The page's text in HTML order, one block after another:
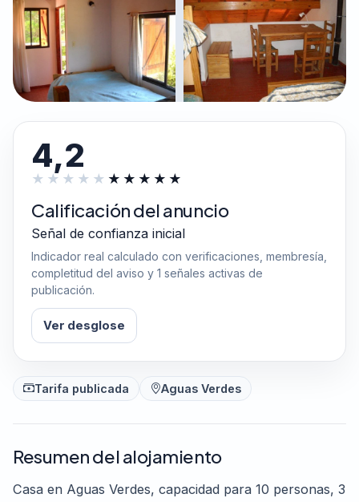
4,2
Calificación del anuncio
Señal de confianza inicial
Indicador real calculado con verificaciones, membresía,
completitud del aviso y 1 señales activas de
publicación.
Ver desglose
Tarifa publicada Aguas Verdes
Resumen del alojamiento
Casa en Aguas Verdes, capacidad para 10 personas, 3